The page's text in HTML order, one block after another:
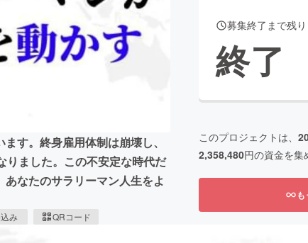
for Social GoodCAMPFIRE Creation
ふるさと納税
machi-ya
す。終身雇用体制は崩壊し、
りました。この不安定な時代だ
なたのサラリーマン人生をよ
み QRコード
募集終了まで残り
終了
このプロジェクトは、
2,358,480円の資金を集